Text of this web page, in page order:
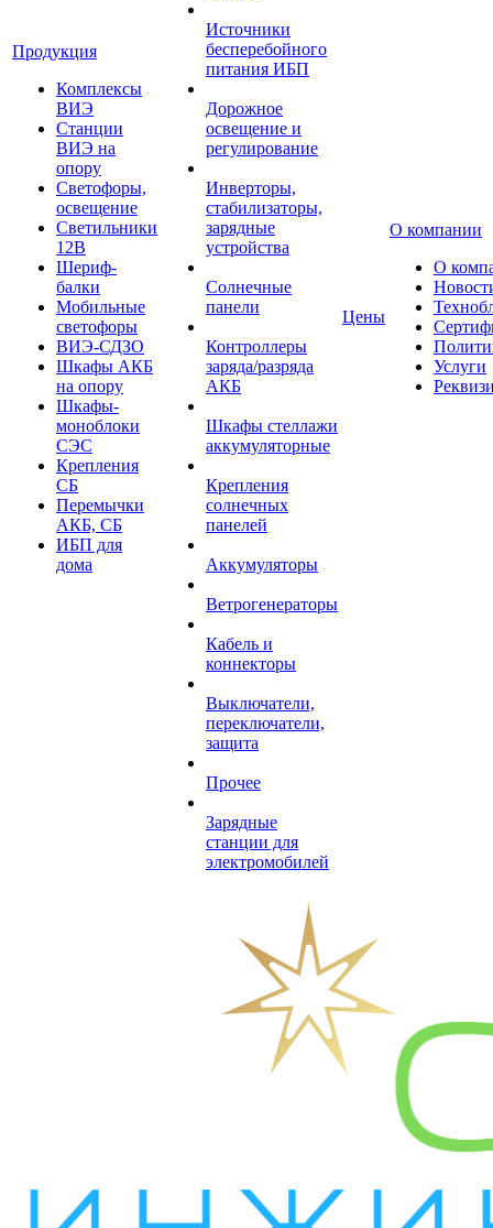
Продукция
Комплексы
ВИЭ
Станции
ВИЭ на
опору
Светофоры,
освещение
Светильники
12В
Шериф-
балки
Мобильные
светофоры
ВИЭ-СДЗО
Шкафы АКБ
на опору
Шкафы-
моноблоки
СЭС
Крепления
СБ
Перемычки
АКБ, СБ
ИБП для
дома
Источники
бесперебойного
питания ИБП
Дорожное
освещение и
регулирование
Инверторы,
стабилизаторы,
зарядные
устройства
Солнечные
панели
Контроллеры
заряда/разряда
АКБ
Шкафы стеллажи
аккумуляторные
Крепления
солнечных
панелей
Аккумуляторы
Ветрогенераторы
Кабель и
коннекторы
Выключатели,
переключатели,
защита
Прочее
Зарядные
станции для
электромобилей
Цены
О компании
О
Услуги